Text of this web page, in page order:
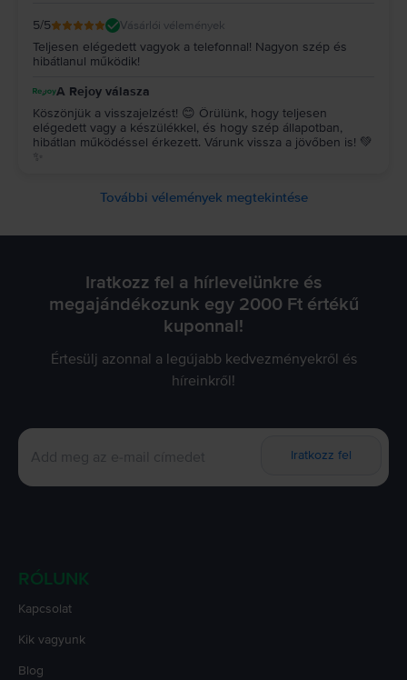
5/5 Vásárlói vélemények
Teljesen elégedett vagyok a telefonnal! Nagyon szép és
hibátlanul működik!
A Rejoy válasza
Köszönjük a visszajelzést! 😊 Örülünk, hogy teljesen
elégedett vagy a készülékkel, és hogy szép állapotban,
hibátlan működéssel érkezett. Várunk vissza a jövőben is! 💚
✨
További vélemények megtekintése
Iratkozz fel a hírlevelünkre és
megajándékozunk egy 2000 Ft értékű
kuponnal!
Értesülj azonnal a legújabb kedvezményekről és
híreinkről!
Iratkozz fel
RÓLUNK
Kapcsolat
Kik vagyunk
Blog